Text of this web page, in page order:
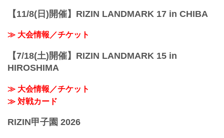
【11/8(日)開催】RIZIN LANDMARK 17 in CHIBA
≫ 大会情報／チケット
【7/18(土)開催】RIZIN LANDMARK 15 in
HIROSHIMA
≫ 大会情報／チケット
≫ 対戦カード
RIZIN甲子園 2026